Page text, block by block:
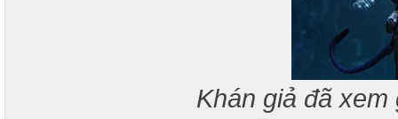
Khán giả đã xem